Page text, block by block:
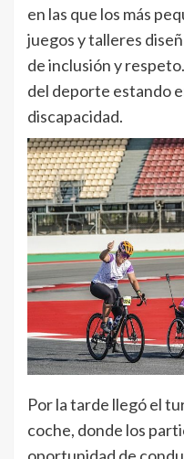
en las que los más
juegos y talleres
de inclusión y
del deporte estando
discapacidad.
Por la tarde llegó el
coche, donde los